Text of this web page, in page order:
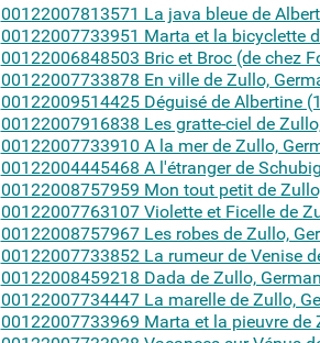
00122007813571 La java bleue de
00122007733951 Marta et la bicyclette
00122006848503 Bric et Broc (de chez
00122007733878 En ville de Zullo,
00122009514425 Déguisé de Albertine
00122007916838 Les gratte-ciel de
00122007733910 A la mer de Zullo,
00122004445468 A l'étranger de
00122008757959 Mon tout petit de
00122007763107 Violette et Ficelle de
00122008757967 Les robes de Zullo,
00122007733852 La rumeur de Venise
00122008459218 Dada de Zullo,
00122007734447 La marelle de Zullo,
00122007733969 Marta et la pieuvre de